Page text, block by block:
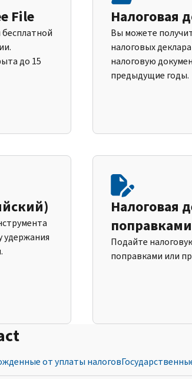
File
до 15
Налоговая
Вы можете
налоговых
налоговую
предыдущие годы.
удержания
Налоговая
поправками
Подайте
поправками или
от уплаты налогов